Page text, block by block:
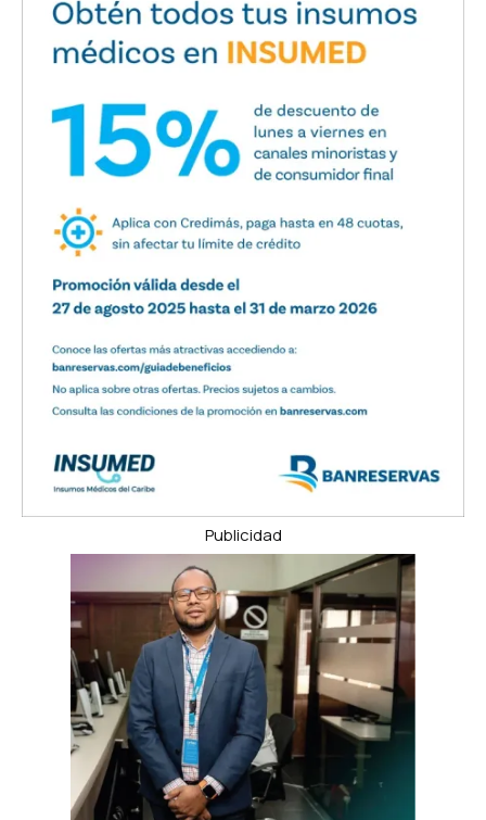
Publicidad